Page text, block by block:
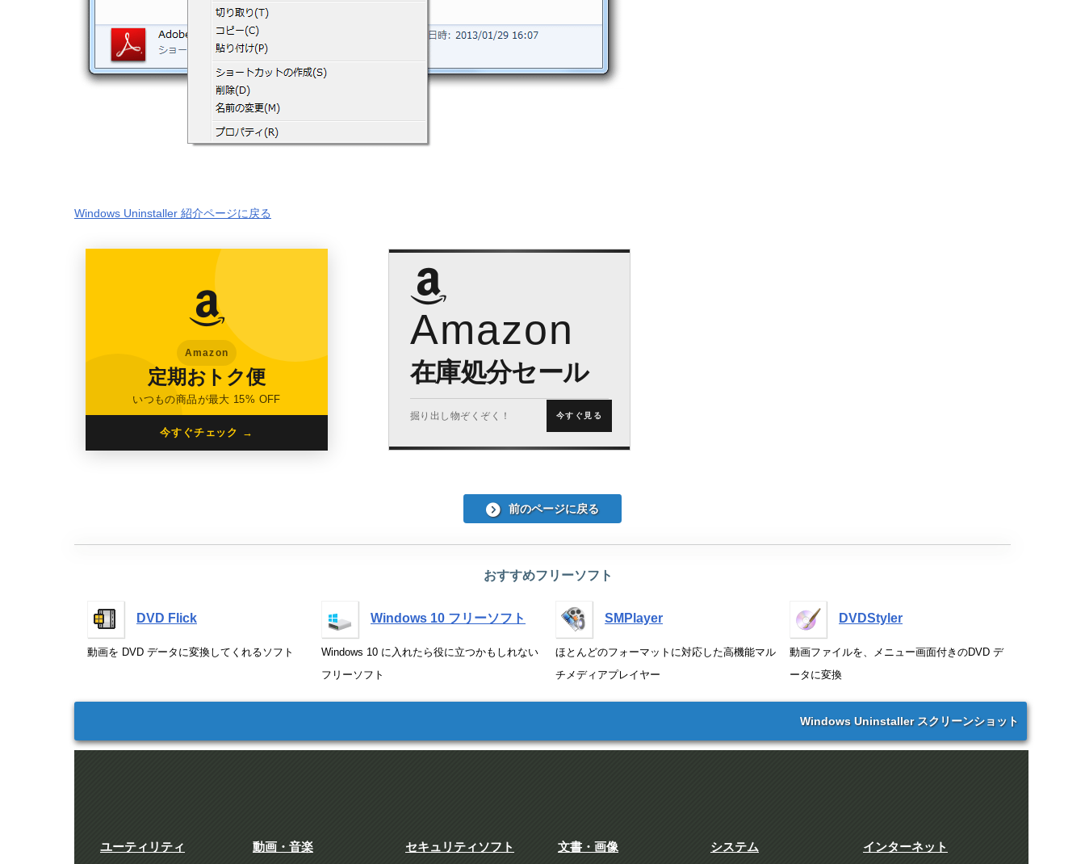
Windows Uninstaller 紹介ページに戻る
Amazon
定期おトク便
いつもの商品が最大 15% OFF
今すぐチェック →
Amazon
在庫処分セール
掘り出し物ぞくぞく！ 今すぐ見る
前のページに戻る
おすすめフリーソフト
DVD Flick
動画を DVD データに変換してくれるソフト
Windows 10 フリーソフト
Windows 10 に入れたら役に立つかもしれない
フリーソフト
SMPlayer
ほとんどのフォーマットに対応した高機能マル
チメディアプレイヤー
DVDStyler
動画ファイルを、メニュー画面付きのDVD デ
ータに変換
Windows Uninstaller スクリーンショット
ユーティリティ 動画・音楽 セキュリティソフト 文書・画像 システム インターネット